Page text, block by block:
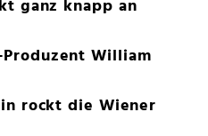
ganz knapp an
William
rockt die Wiener